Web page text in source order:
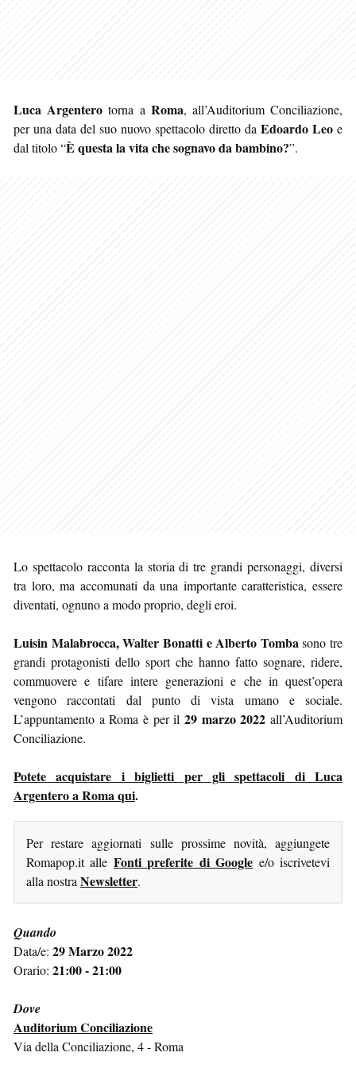
Luca Argentero torna a Roma, all’Auditorium Conciliazione,
per una data del suo nuovo spettacolo diretto da Edoardo Leo e
dal titolo “È questa la vita che sognavo da bambino?”.
Lo spettacolo racconta la storia di tre grandi personaggi, diversi
tra loro, ma accomunati da una importante caratteristica, essere
diventati, ognuno a modo proprio, degli eroi.
Luisin Malabrocca, Walter Bonatti e Alberto Tomba sono tre
grandi protagonisti dello sport che hanno fatto sognare, ridere,
commuovere e tifare intere generazioni e che in quest’opera
vengono raccontati dal punto di vista umano e sociale.
L’appuntamento a Roma è per il 29 marzo 2022 all’Auditorium
Conciliazione.
Potete acquistare i biglietti per gli spettacoli di Luca
Argentero a Roma qui.
Per restare aggiornati sulle prossime novità, aggiungete
Romapop.it alle Fonti preferite di Google e/o iscrivetevi
alla nostra Newsletter.
Quando
Data/e: 29 Marzo 2022
Orario: 21:00 - 21:00
Dove
Auditorium Conciliazione
Via della Conciliazione, 4 - Roma